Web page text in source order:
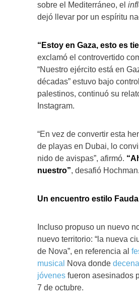
sobre el Mediterráneo, el
dejó llevar por un espíritu
“Estoy en Gaza, esto es
exclamó el controvertido
“Nuestro ejército está en
décadas” estuvo bajo
palestinos, continuó su
Instagram.
“En vez de convertir esta
de playas en Dubai, lo
nido de avispas”, afirmó.
nuestro”, desafió Hochman.
Un encuentro estilo Fauda
Incluso propuso un nuevo
nuevo territorio: “la nueva
de Nova”, en referencia al
musical
Nova donde
jóvenes fueron asesinados
7 de octubre.